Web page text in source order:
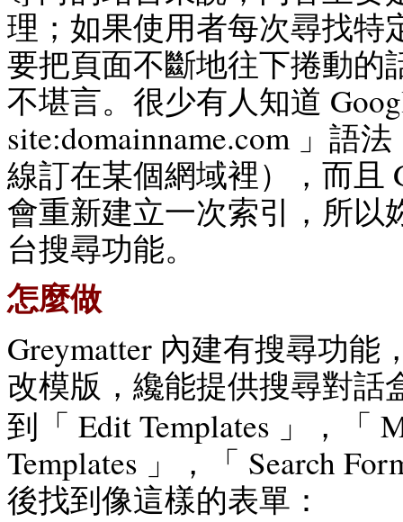
理；如果使用者每次尋找特
要把頁面不斷地往下捲動的
不堪言。很少有人知道
site:domainname.com 」語
線訂在某個網域裡），而且
會重新建立一次索引，所以
台搜尋功能。
怎麼做
Greymatter 內建有搜尋功能
改模版，纔能提供搜尋對話
到「 Edit Templates 」，「
Templates 」，「 Search
後找到像這樣的表單：